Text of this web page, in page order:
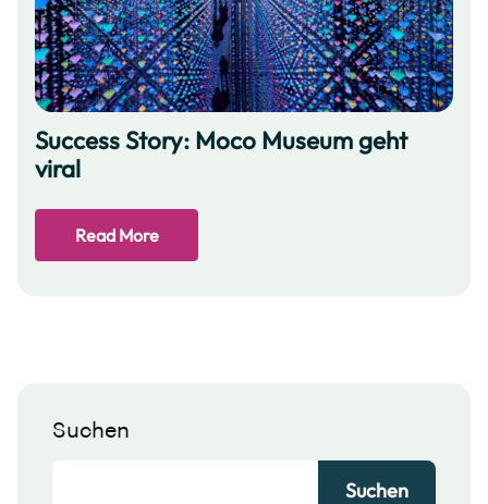
Success Story: Moco Museum geht
viral
Read More
Suchen
Suchen